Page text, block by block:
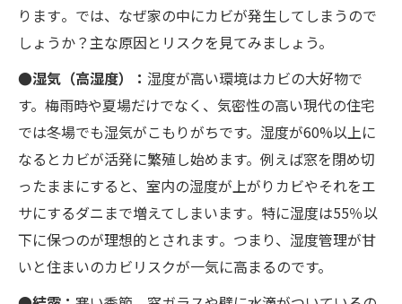
ります​。では、なぜ家の中にカビが発生してしまうので
しょうか？主な原因とリスクを見てみましょう。
●湿気（高湿度）： 湿度が高い環境はカビの大好物で
す。梅雨時や夏場だけでなく、気密性の高い現代の住宅
では冬場でも湿気がこもりがちです。湿度が60%以上に
なるとカビが活発に繁殖し始めます。例えば窓を閉め切
ったままにすると、室内の湿度が上がりカビやそれをエ
サにするダニまで増えてしまいます​。特に湿度は55％以
下に保つのが理想的とされます​。つまり、湿度管理が甘
いと住まいのカビリスクが一気に高まるのです。